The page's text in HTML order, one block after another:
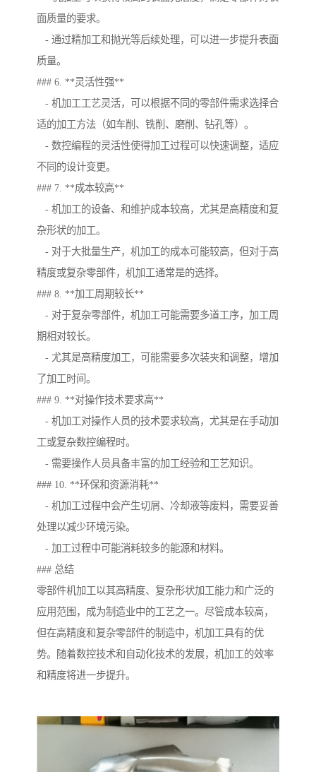
面质量的要求。
- 通过精加工和抛光等后续处理，可以进一步提升表面
质量。
### 6. **灵活性强**
- 机加工工艺灵活，可以根据不同的零部件需求选择合
适的加工方法（如车削、铣削、磨削、钻孔等）。
- 数控编程的灵活性使得加工过程可以快速调整，适应
不同的设计变更。
### 7. **成本较高**
- 机加工的设备、和维护成本较高，尤其是高精度和复
杂形状的加工。
- 对于大批量生产，机加工的成本可能较高，但对于高
精度或复杂零部件，机加工通常是的选择。
### 8. **加工周期较长**
- 对于复杂零部件，机加工可能需要多道工序，加工周
期相对较长。
- 尤其是高精度加工，可能需要多次装夹和调整，增加
了加工时间。
### 9. **对操作技术要求高**
- 机加工对操作人员的技术要求较高，尤其是在手动加
工或复杂数控编程时。
- 需要操作人员具备丰富的加工经验和工艺知识。
### 10. **环保和资源消耗**
- 机加工过程中会产生切屑、冷却液等废料，需要妥善
处理以减少环境污染。
- 加工过程中可能消耗较多的能源和材料。
### 总结
零部件机加工以其高精度、复杂形状加工能力和广泛的
应用范围，成为制造业中的工艺之一。尽管成本较高，
但在高精度和复杂零部件的制造中，机加工具有的优
势。随着数控技术和自动化技术的发展，机加工的效率
和精度将进一步提升。